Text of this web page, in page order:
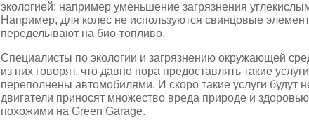
экологией: например уменьшение загрязнения
Например, для колес не используются свинцовые
переделывают на био-топливо.
Специалисты по экологии и загрязнению окружающей
из них говорят, что давно пора предоставлять такие
переполнены автомобилями. И скоро такие услуги будут
двигатели приносят множество вреда природе и
похожими на Green Garage.